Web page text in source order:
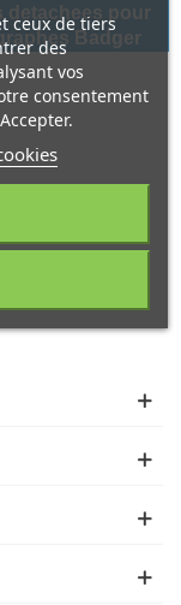
detachees pour
Badger
ceux de tiers
des
vos
consentement